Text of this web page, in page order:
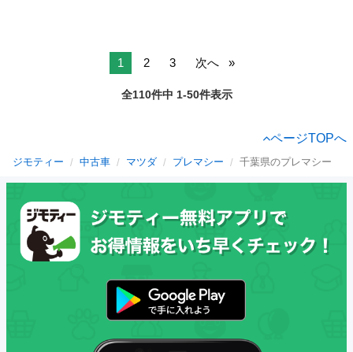
1 2 3 次へ
全110件中 1-50件表示
ページTOPへ
ジモティー 中古車 マツダ プレマシー 千葉県のプレマシー